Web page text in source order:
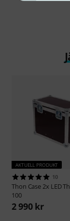
AKTUELL PRODUKT
10
Thon Case 2x LED
100
2 990 kr